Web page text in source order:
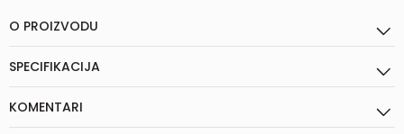
O PROIZVODU
SPECIFIKACIJA
KOMENTARI